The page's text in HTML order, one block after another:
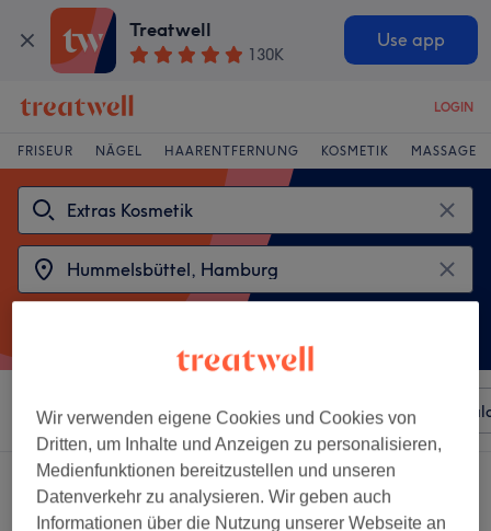
Treatwell
130K
Use app
LOGIN
FRISEUR NÄGEL HAARENTFERNUNG KOSMETIK MASSAGE
Sortieren nach Beliebiger Preis Besonderheiten
2 Salons die anbieten:
extras kosmetik in der Nähe von Hummelsbüttel, Hamburg
Wir verwenden eigene Cookies und Cookies von
Dritten, um Inhalte und Anzeigen zu personalisieren,
Medienfunktionen bereitzustellen und unseren
Datenverkehr zu analysieren. Wir geben auch
Informationen über die Nutzung unserer Webseite an